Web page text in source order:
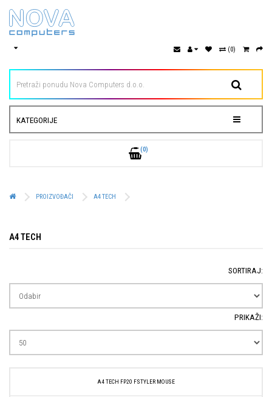
(0)
KATEGORIJE
(0)
PROIZVOĐAČI A4 TECH
A4 TECH
SORTIRAJ:
PRIKAŽI:
A4 TECH FP20 FSTYLER MOUSE